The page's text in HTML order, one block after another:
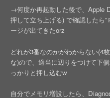
→何度か再起動した後で、Apple
押して立ち上げる) で確認したら
ージが出てきたorz
どれが3番なのかがわからない(4
な)ので、適当に辺りをつけて下
っかりと押し込むw
自分でメモリ増設したら、